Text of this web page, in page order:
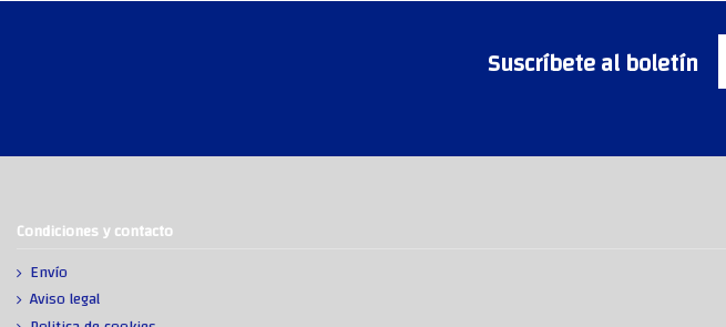
Suscríbete al boletín
Condiciones y contacto
Envío
Aviso legal